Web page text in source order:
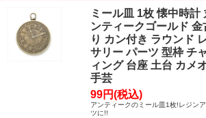
ミール皿 1枚 懐中時計
ンティークゴールド
り カン付き ラウンド
サリー パーツ 型枠 チ
ィング 台座 土台 カメ
手芸
99円(税込)
アンティークのミール皿1枚!レジン
ツに!!